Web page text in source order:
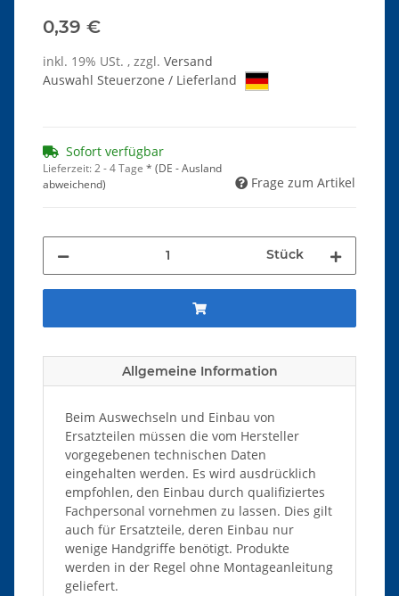
0,39 €
inkl. 19% USt. , zzgl. Versand
Auswahl Steuerzone / Lieferland
Sofort verfügbar
Lieferzeit:2 - 4 Tage * (DE - Ausland
abweichend)
Frage zum Artikel
Stück
Allgemeine Information
Beim Auswechseln und Einbau von
Ersatzteilen müssen die vom Hersteller
vorgegebenen technischen Daten
eingehalten werden. Es wird ausdrücklich
empfohlen, den Einbau durch qualifiziertes
Fachpersonal vornehmen zu lassen. Dies gilt
auch für Ersatzteile, deren Einbau nur
wenige Handgriffe benötigt. Produkte
werden in der Regel ohne Montageanleitung
geliefert.